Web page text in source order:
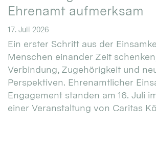
Ehrenamt aufmerksam
17. Juli 2026
Ein erster Schritt aus der
Menschen einander Zeit
Verbindung, Zugehörigkeit und
Perspektiven. Ehrenamtlicher
Engagement standen am 16. Juli
einer Veranstaltung von Caritas